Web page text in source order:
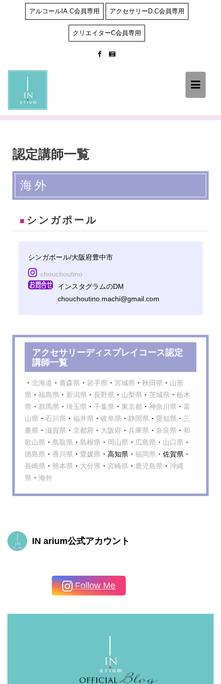
アルコールIA.C会員専用 アクセサリーD.C会員専用
クリエイターC会員専用
認定講師一覧
海外
■ シンガポール
シンガポール/大阪府豊中市
chouchoutino
インスタグラムのDM
chouchoutino.machi@gmail.com
アクセサリーディスプレイコース認定
講師一覧
・ 北海道 ・ 青森県 ・ 岩手県 ・ 宮城県 ・ 秋田県 ・ 山形
県 ・ 福島県 ・ 新潟県 ・ 長野県 ・ 山梨県 ・ 茨城県 ・ 栃木
県 ・ 群馬県 ・ 埼玉県 ・ 千葉県 ・ 東京都 ・ 神奈川県 ・ 富
山県 ・ 石川県 ・ 福井県 ・ 岐阜県 ・ 静岡県 ・ 愛知県 ・ 三
重県 ・ 滋賀県 ・ 京都府 ・ 大阪府 ・ 兵庫県 ・ 奈良県 ・ 和
歌山県 ・ 鳥取県 ・ 島根県 ・ 岡山県 ・ 広島県 ・ 山口県 ・
徳島県 ・ 香川県 ・ 愛媛県 ・高知県・ 福岡県 ・佐賀県・
長崎県 ・ 熊本県 ・ 大分県 ・ 宮崎県 ・ 鹿児島県 ・ 沖縄
県 ・ 海外
IN arium公式アカウント
Follow Me